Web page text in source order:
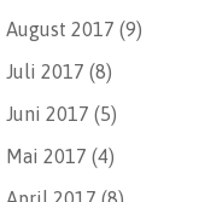
August 2017 (9)
Juli 2017 (8)
Juni 2017 (5)
Mai 2017 (4)